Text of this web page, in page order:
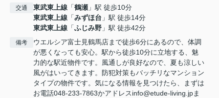
交通 東武東上線 「鶴瀬 」駅 徒歩10分
東武東上線 「みずほ台 」駅 徒歩14分
東武東上線 「ふじみ野 」駅 徒歩42分
備考
ウエルシア富士見鶴馬店まで徒歩6分にあるので、体調
が悪くなっても安心。駅から徒歩10分に立地する、魅
力的な駅近物件です。風通しが良好なので、夏も涼しい
風がはいってきます。防犯対策もバッチリなマンション
タイプの物件です。気になる情報を見つけたら、まずは
お電話048-233-7863かアドレスinfo@etude-living.jpま